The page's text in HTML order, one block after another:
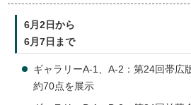
6月2日から
6月7日まで
ギャラリーA-1、A-2：第24回帯
約70点を展示